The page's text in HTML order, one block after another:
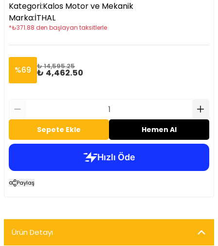
Kategori:Kalos Motor ve Mekanik
Marka:İTHAL
*₺371.88 den başlayan taksitlerle
%69 ₺ 14,595.25
₺ 4,462.50
Sepete Ekle Hemen Al
Paylaş
Ürün Detayı